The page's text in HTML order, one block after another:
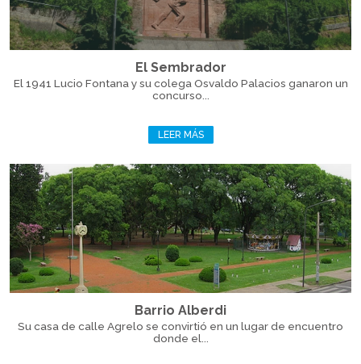
El Sembrador
El 1941 Lucio Fontana y su colega Osvaldo Palacios ganaron un
concurso...
LEER MÁS
Barrio Alberdi
Su casa de calle Agrelo se convirtió en un lugar de encuentro
donde el...